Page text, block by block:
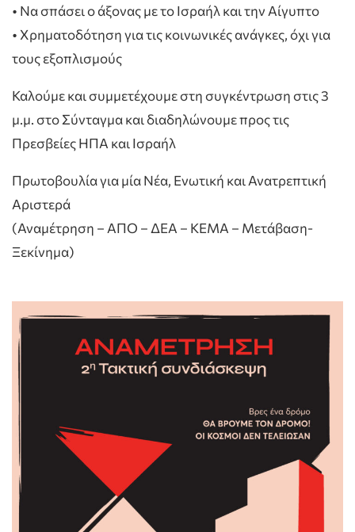
• Να σπάσει ο άξονας με το Ισραήλ και την Αίγυπτο
• Χρηματοδότηση για τις κοινωνικές ανάγκες, όχι για
τους εξοπλισμούς
Καλούμε και συμμετέχουμε στη συγκέντρωση στις 3
μ.μ. στο Σύνταγμα και διαδηλώνουμε προς τις
Πρεσβείες ΗΠΑ και Ισραήλ
Πρωτοβουλία για μία Νέα, Ενωτική και Ανατρεπτική
Αριστερά
(Αναμέτρηση – ΑΠΟ – ΔΕΑ – ΚΕΜΑ – Μετάβαση-
Ξεκίνημα)